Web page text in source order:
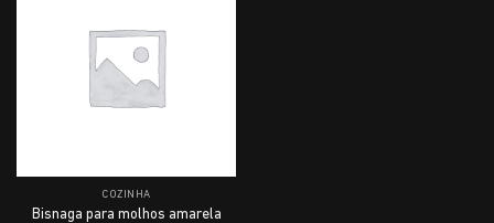
COZINHA
Bisnaga para molhos amarela